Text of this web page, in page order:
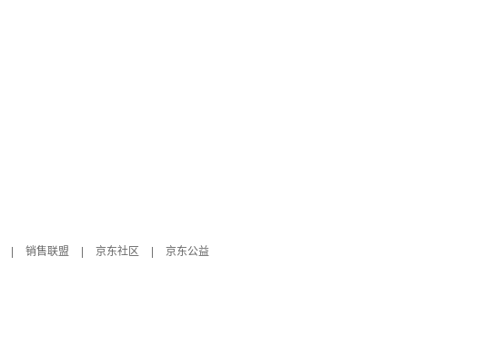
销售联盟 京东社区
京东公益